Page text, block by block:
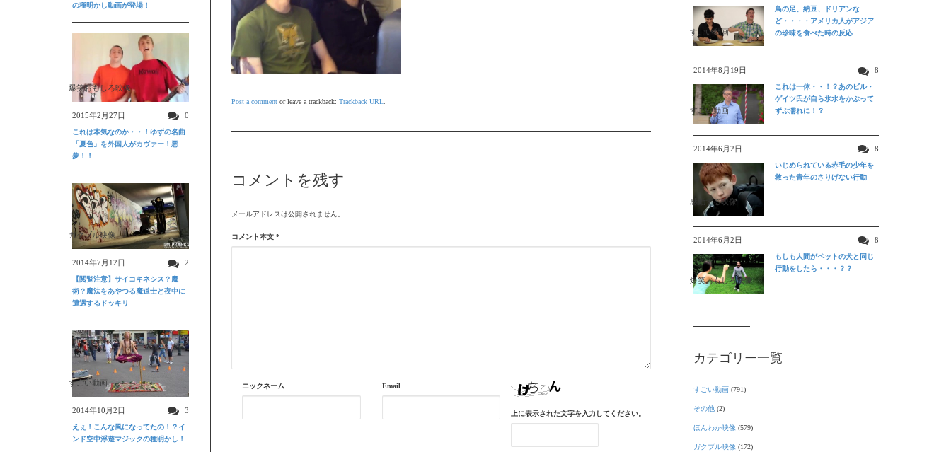
Post a comment or leave a trackback: Trackback URL
コメントを残す
メールアドレスは公開されません。
コメント本文 *
ニックネーム Email
上に表示された文字を入力してください。
すごい動画
鳥の足、納豆、ドリアンな
ど・・・・アメリカ人がアジア
の珍味を食べた時の反応
2014年8月19日 8
すごい動画
これは一体・・！？あのビル・
ゲイツ氏が自ら氷水をかぶって
ずぶ濡れに！？
2014年6月2日 8
感動する映像
いじめられている赤毛の少年を
救った青年のさりげない行動
2014年6月2日 8
爆笑おもしろ映像
もしも人間がペットの犬と同じ
行動をしたら・・・？？
カテゴリー一覧
すごい動画 (791)
その他 (2)
ほんわか映像 (579)
ガクブル映像 (172)
の種明かし動画が登場！
爆笑おもしろ映像
2015年2月27日 0
これは本気なのか・・！ゆずの名曲
「夏色」を外国人がカヴァー！悪
夢！！
ガクブル映像
2014年7月12日 2
【閲覧注意】サイコキネシス？魔
術？魔法をあやつる魔道士と夜中に
遭遇するドッキリ
すごい動画
2014年10月2日 3
えぇ！こんな風になってたの！？イ
ンド空中浮遊マジックの種明かし！